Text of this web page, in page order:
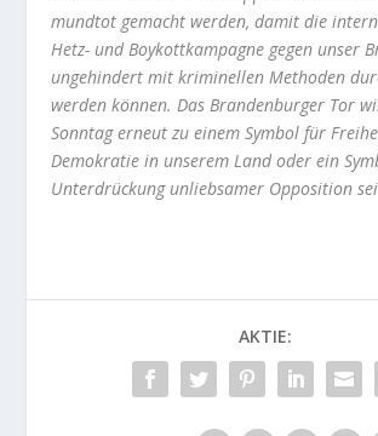
mundtot gemacht werden, damit die
Hetz- und Boykottkampagne gegen unser
ungehindert mit kriminellen Methoden
werden können. Das Brandenburger Tor
Sonntag erneut zu einem Symbol für
Demokratie in unserem Land oder ein
Unterdrückung unliebsamer Opposition
AKTIE: